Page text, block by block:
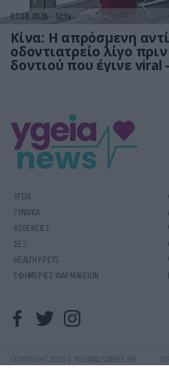
01.08.2026 12:14
Κίνα: Η απρόσμενη
οδοντιατρείο λίγο
δοντιού που έγινε viral
ΥΓΕΙΑ
ΓΥΝΑΙΚΑ
ΑΣΘΕΝΕΙΕΣ
ΣΕΞ
HEALTHY PETS
ΕΦΗΜΕΡΙΕΣ ΦΑΡΜΑΚΕΙΩΝ
COPYRIGHT 2020 | YGEIAMASNEWS.GR